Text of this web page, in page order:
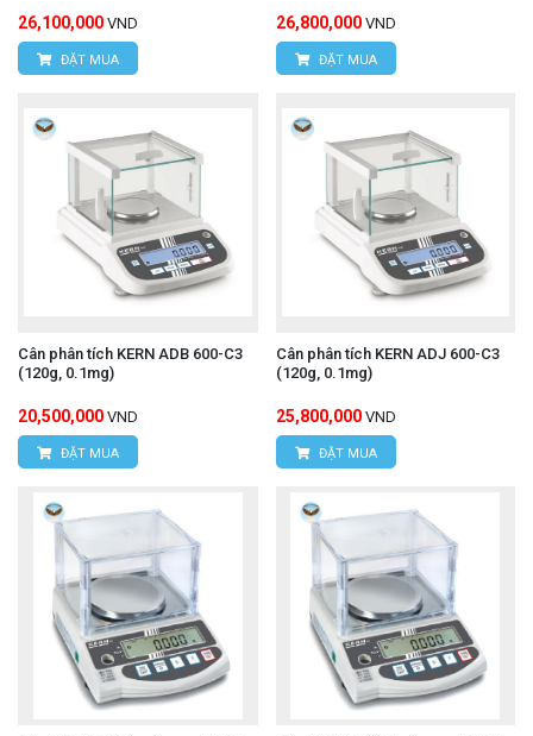
26,100,000 VND
ĐẶT MUA
26,800,000 VND
ĐẶT MUA
Cân phân tích KERN ADB 600-C3
(120g, 0.1mg)
20,500,000 VND
ĐẶT MUA
Cân phân tích KERN ADJ 600-C3
(120g, 0.1mg)
25,800,000 VND
ĐẶT MUA